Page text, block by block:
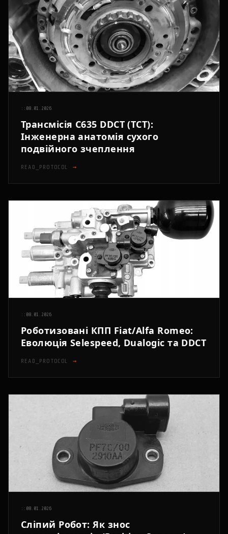
:: 08.01.2026
Трансмісія C635 DDCT (TCT):
Інженерна анатомія сухого
подвійного зчеплення
READ_PROTOCOL →
:: 08.01.2026
Роботизовані КПП Fiat/Alfa Romeo:
Еволюція Selespeed, Dualogic та DDCT
READ_PROTOCOL →
:: 08.01.2026
Сліпий Робот: Як знос